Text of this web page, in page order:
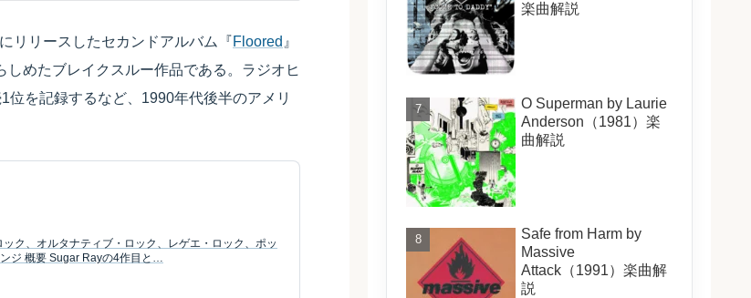
リリースしたセカンドアルバム『Floored 』
めたブレイクスルー作品である。ラジオヒ
を記録するなど、1990年代後半のアメリ
ク、オルタナティブ・ロック、レゲエ・ロック、ポッ
ジ 概要 Sugar Rayの4作目と…
楽曲解説
O Superman by Laurie
Anderson（1981）楽
曲解説
Safe from Harm by
Massive
Attack（1991）楽曲解
説